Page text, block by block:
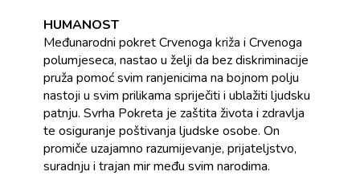
HUMANOST
Međunarodni pokret Crvenoga križa i Crvenoga
polumjeseca, nastao u želji da bez diskriminacije
pruža pomoć svim ranjenicima na bojnom polju
nastoji u svim prilikama spriječiti i ublažiti ljudsku
patnju. Svrha Pokreta je zaštita života i zdravlja
te osiguranje poštivanja ljudske osobe. On
promiče uzajamno razumijevanje, prijateljstvo,
suradnju i trajan mir među svim narodima.